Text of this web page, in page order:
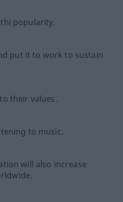
popularity.
put it to work to sustain
their values.
to music.
will also increase